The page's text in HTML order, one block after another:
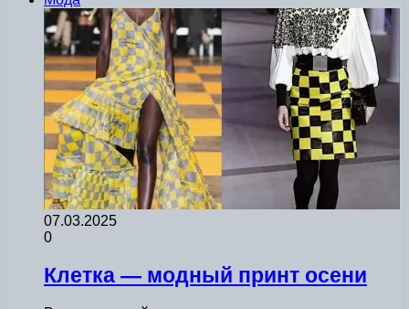
07.03.2025
0
Клетка — модный принт осени